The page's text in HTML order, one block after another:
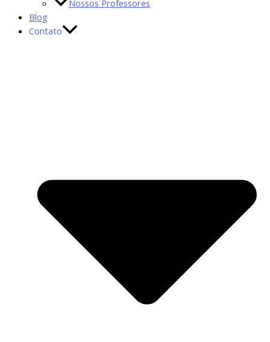
Nossos Professores
Blog
Contato